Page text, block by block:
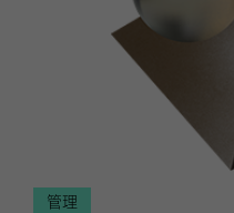
管理